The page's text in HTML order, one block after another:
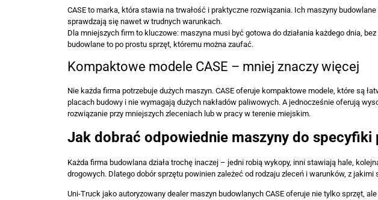
CASE to marka, która stawia na trwałość i praktyczne rozwiązania. Ich maszyny
sprawdzają się nawet w trudnych warunkach.
Dla mniejszych firm to kluczowe: maszyna musi być gotowa do działania każdego dnia,
budowlane to po prostu sprzęt, któremu można zaufać.
Kompaktowe modele CASE – mniej znaczy więcej
Nie każda firma potrzebuje dużych maszyn. CASE oferuje kompaktowe modele, które są
placach budowy i nie wymagają dużych nakładów paliwowych. A jednocześnie oferują
rozwiązanie przy mniejszych zleceniach lub w pracy w terenie miejskim.
Jak dobrać odpowiednie maszyny do specyfiki
Każda firma budowlana działa trochę inaczej – jedni robią wykopy, inni stawiają hale,
drogowych. Dlatego dobór sprzętu powinien zależeć od rodzaju zleceń i warunków, z jakimi
Uni-Truck jako autoryzowany dealer maszyn budowlanych CASE oferuje nie tylko sprzęt,